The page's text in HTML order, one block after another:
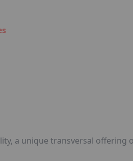
a unique transversal offering